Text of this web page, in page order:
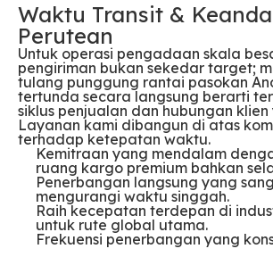
Waktu Transit &
Perutean
Untuk operasi pengadaan skala
pengiriman bukan sekedar target;
tulang punggung rantai pasokan
tertunda secara langsung berarti
siklus penjualan dan hubungan
Layanan kami dibangun di atas
terhadap ketepatan waktu.
Kemitraan yang mendalam
ruang kargo premium bahkan
Penerbangan langsung yang
mengurangi waktu singgah.
Raih kecepatan terdepan di
untuk rute global utama.
Frekuensi penerbangan yang